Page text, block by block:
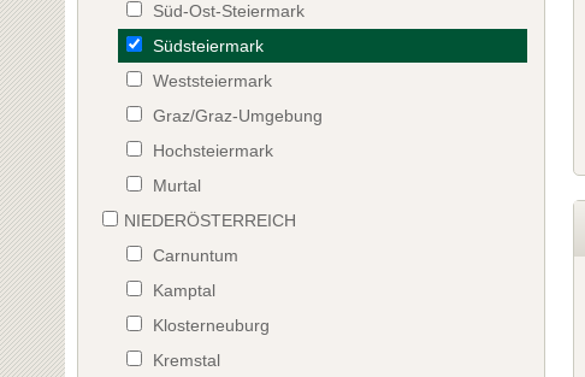
Süd-Ost-Steiermark
Südsteiermark
Weststeiermark
Graz/Graz-Umgebung
Hochsteiermark
Murtal
NIEDERÖSTERREICH
Carnuntum
Kamptal
Klosterneuburg
Kremstal